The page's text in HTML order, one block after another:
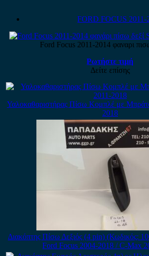
FORD FOCUS 2011-
Ford Focus 2011-2014 φαναρι
Ρωτήστε τιμή
Δείτε επίσης
Υαλοκαθαριστήρας Πίσω Κομπλέ με
2018
Διακόπτης Πίσω Δεξιός (4 pin) (Κωδικός:
Ford Focus 2004-2018 / C-Max